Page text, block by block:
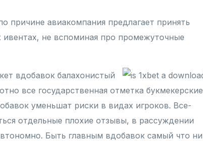
причине авиакомпания предлагает принять
не вспоминая про промежуточные
вдобавок балахонистый
все государственная отметка букмекерские
уменьшат риски в видах игроков. Все-
отдельные плохие отзывы, в рассуждении
Быть главным вдобавок самый что ни